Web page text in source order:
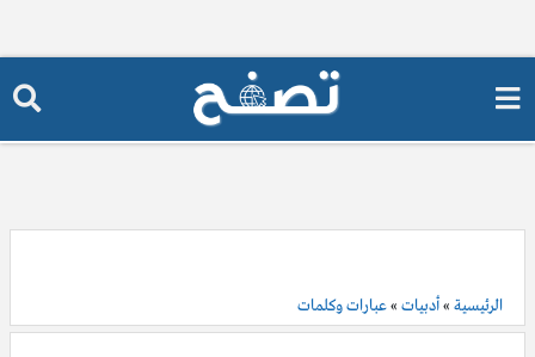
الرئيسية »أدبيات »عبارات وكلمات